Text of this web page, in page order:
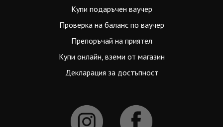
Купи подаръчен ваучер
Проверка на баланс по ваучер
Препоръчай на приятел
Купи онлайн, вземи от магазин
Декларация за достъпност